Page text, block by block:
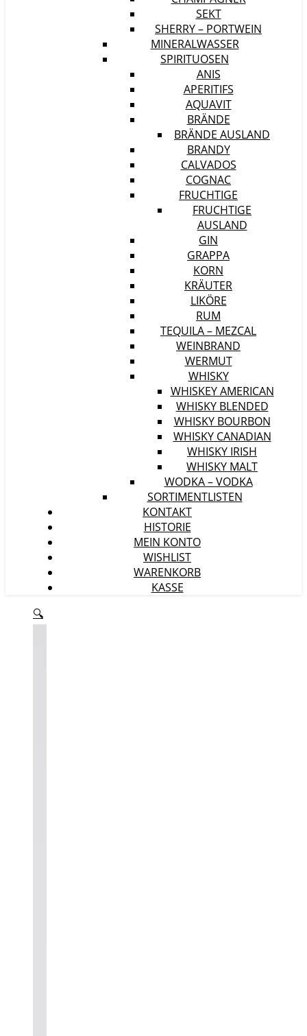
SEKT
SHERRY – PORTWEIN
MINERALWASSER
SPIRITUOSEN
ANIS
APERITIFS
AQUAVIT
BRÄNDE
BRÄNDE AUSLAND
BRANDY
CALVADOS
COGNAC
FRUCHTIGE
FRUCHTIGE
AUSLAND
GIN
GRAPPA
KORN
KRÄUTER
LIKÖRE
RUM
TEQUILA – MEZCAL
WEINBRAND
WERMUT
WHISKY
WHISKEY AMERICAN
WHISKY BLENDED
WHISKY BOURBON
WHISKY CANADIAN
WHISKY IRISH
WHISKY MALT
WODKA – VODKA
SORTIMENTLISTEN
KONTAKT
HISTORIE
MEIN KONTO
WISHLIST
WARENKORB
KASSE
🔍